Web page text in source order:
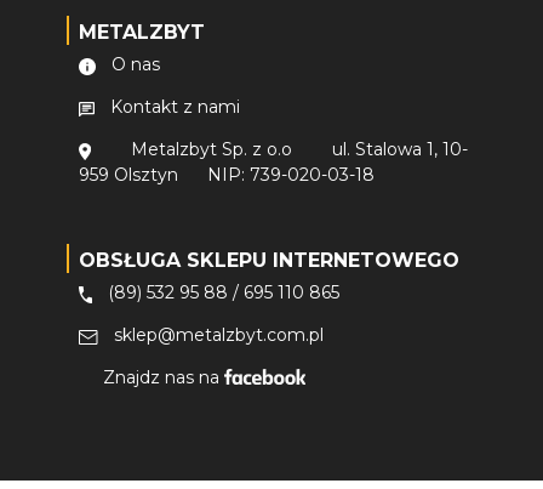
METALZBYT
O nas
Kontakt z nami
Metalzbyt Sp. z o.o
ul. Stalowa 1, 10-
959 Olsztyn
NIP: 739-020-03-18
OBSŁUGA SKLEPU INTERNETOWEGO
(89) 532 95 88 / 695 110 865
sklep@metalzbyt.com.pl
Znajdz nas na